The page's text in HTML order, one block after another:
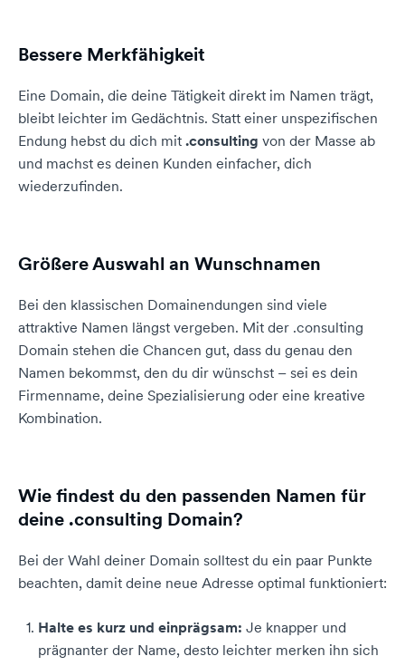
Bessere Merkfähigkeit
Eine Domain, die deine Tätigkeit direkt im Namen trägt,
bleibt leichter im Gedächtnis. Statt einer unspezifischen
Endung hebst du dich mit .consulting von der Masse ab
und machst es deinen Kunden einfacher, dich
wiederzufinden.
Größere Auswahl an Wunschnamen
Bei den klassischen Domainendungen sind viele
attraktive Namen längst vergeben. Mit der .consulting
Domain stehen die Chancen gut, dass du genau den
Namen bekommst, den du dir wünschst – sei es dein
Firmenname, deine Spezialisierung oder eine kreative
Kombination.
Wie findest du den passenden Namen für
deine .consulting Domain?
Bei der Wahl deiner Domain solltest du ein paar Punkte
beachten, damit deine neue Adresse optimal funktioniert:
Halte es kurz und einprägsam: Je knapper und
prägnanter der Name, desto leichter merken ihn sich